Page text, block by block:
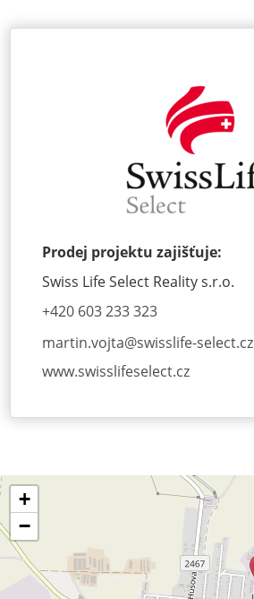
Prodej projektu zajišťuje:
Swiss Life Select Reality s.r.o.
+420 603 233 323
martin.vojta@swisslife-select.cz
www.swisslifeselect.cz
+
−